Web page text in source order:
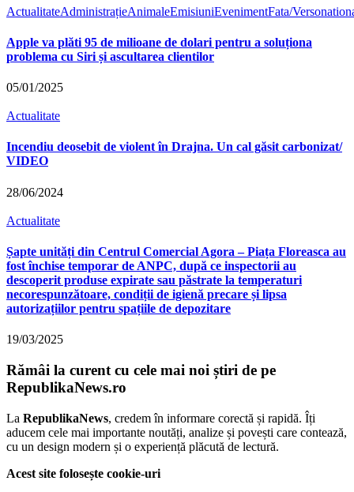
ActualitateAdministrațieAnimaleEmisiuniEvenimentFata/Verso
Apple va plăti 95 de milioane de dolari pentru a soluționa
problema cu Siri și ascultarea clientilor
05/01/2025
Actualitate
Incendiu deosebit de violent în Drajna. Un cal găsit carbonizat/
VIDEO
28/06/2024
Actualitate
Șapte unități din Centrul Comercial Agora – Piața Floreasca au
fost închise temporar de ANPC, după ce inspectorii au
descoperit produse expirate sau păstrate la temperaturi
necorespunzătoare, condiții de igienă precare și lipsa
autorizațiilor pentru spațiile de depozitare
19/03/2025
Rămâi la curent cu cele mai noi știri de pe
RepublikaNews.ro
La RepublikaNews, credem în informare corectă și rapidă. Îți
aducem cele mai importante noutăți, analize și povești care contează,
cu un design modern și o experiență plăcută de lectură.
Acest site folosește cookie-uri